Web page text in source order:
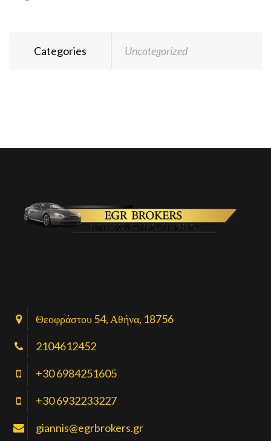
Categories Uncategorized
Θεοφράστου 54, Αθήνα, 18756
2104612452
+30 6984251605
+30 6932233227
giannis@egrbrokers.gr